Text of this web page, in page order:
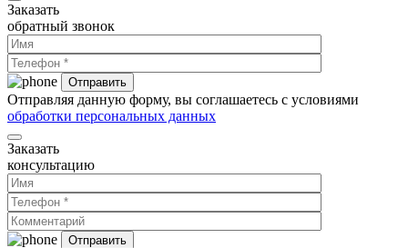
Заказать
обратный звонок
Отправляя данную форму, вы соглашаетесь с условиями
обработки персональных данных
Заказать
консультацию